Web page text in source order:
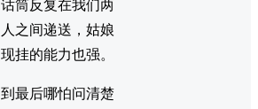
话筒反复在我们两
人之间递送，姑娘
现挂的能力也强。
到最后哪怕问清楚